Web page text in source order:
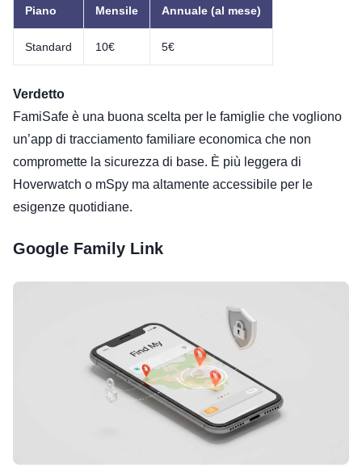
Piano Mensile Annuale (al mese)
Standard 10€ 5€
Verdetto
FamiSafe è una buona scelta per le famiglie che vogliono
un’app di tracciamento familiare economica che non
compromette la sicurezza di base. È più leggera di
Hoverwatch o mSpy ma altamente accessibile per le
esigenze quotidiane.
Google Family Link